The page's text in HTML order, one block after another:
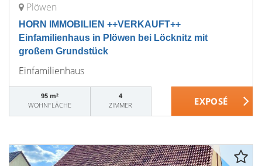
Plöwen
HORN IMMOBILIEN ++VERKAUFT++
Einfamilienhaus in Plöwen bei Löcknitz mit
großem Grundstück
Einfamilienhaus
95 m²
WOHNFLÄCHE
4
ZIMMER